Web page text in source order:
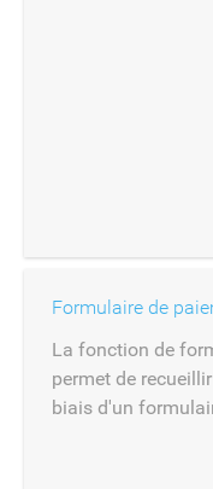
Formulaire de
La fonction de
permet de
biais d'un